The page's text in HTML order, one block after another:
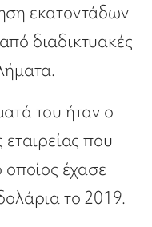
εκατοντάδων
διαδικτυακές
του ήταν ο
εταιρείας που
έχασε
το 2019.